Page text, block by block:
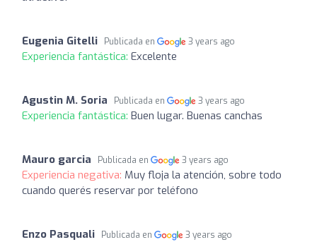
Eugenia Gitelli Publicada en 3 years ago
Experiencia fantástica: Excelente
Agustin M. Soria Publicada en 3 years ago
Experiencia fantástica: Buen lugar. Buenas canchas
Mauro garcia Publicada en 3 years ago
Experiencia negativa: Muy floja la atención, sobre todo
cuando querés reservar por teléfono
Enzo Pasquali Publicada en 3 years ago